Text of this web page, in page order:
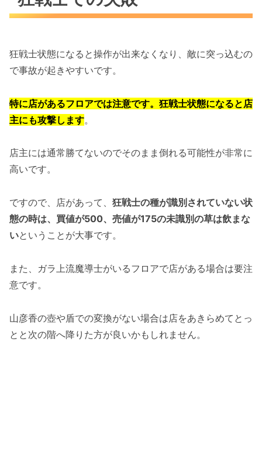
狂戦士状態になると操作が出来なくなり、敵に突っ込むの
で事故が起きやすいです。
特に店があるフロアでは注意です。狂戦士状態になると店
主にも攻撃します。
店主には通常勝てないのでそのまま倒れる可能性が非常に
高いです。
ですので、店があって、 狂戦士の種が識別されていない状
態の時は、買値が500、売値が175の未識別の草は飲まな
いということが大事です。
また、ガラ上流魔導士がいるフロアで店がある場合は要注
意です。
山彦香の壺や盾での変換がない場合は店をあきらめてとっ
とと次の階へ降りた方が良いかもしれません。